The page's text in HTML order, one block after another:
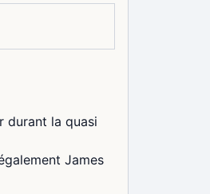
durant la quasi
James